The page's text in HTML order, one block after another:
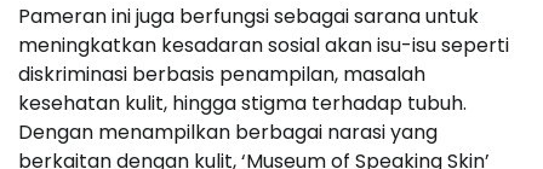
Pameran ini juga berfungsi sebagai sarana untuk
meningkatkan kesadaran sosial akan isu-isu seperti
diskriminasi berbasis penampilan, masalah
kesehatan kulit, hingga stigma terhadap tubuh.
Dengan menampilkan berbagai narasi yang
berkaitan dengan kulit, ‘Museum of Speaking Skin’